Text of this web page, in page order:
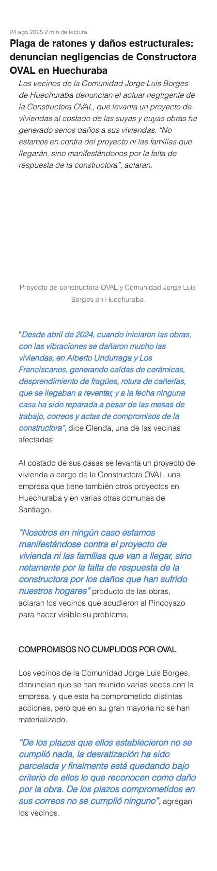
Plaga de ratones y daños estructurales:
denuncian negligencias de Constructora
OVAL en Huechuraba
24 ago 2025 2 min de lectura
Los vecinos de la Comunidad Jorge Luis Borges
de Huechuraba denuncian el actuar negligente de
la Constructora OVAL, que levanta un proyecto de
viviendas al costado de las suyas y cuyas obras ha
generado serios daños a sus viviendas. “No
estamos en contra del proyecto ni las familias que
llegarán, sino manifestándonos por la falta de
respuesta de la constructora”, aclaran.
Proyecto de constructora OVAL y Comunidad Jorge Luis
Borges en Huechuraba.
“Desde abril de 2024, cuando iniciaron las obras,
con las vibraciones se dañaron mucho las
viviendas, en Alberto Undurraga y Los
Franciscanos, generando caídas de cerámicas,
desprendimiento de fragües, rotura de cañerías,
que se llegaban a reventar, y a la fecha ninguna
casa ha sido reparada a pesar de las mesas de
trabajo, correos y actas de compromisos de la
constructora”, dice Glenda, una de las vecinas
afectadas.
Al costado de sus casas se levanta un proyecto de
vivienda a cargo de la Constructora OVAL, una
empresa que tiene también otros proyectos en
Huechuraba y en varias otras comunas de
Santiago.
“Nosotros en ningún caso estamos
manifestándose contra el proyecto de
vivienda ni las familias que van a llegar, sino
netamente por la falta de respuesta de la
constructora por los daños que han sufrido
nuestros hogares” producto de las obras,
aclaran los vecinos que acudieron al Pincoyazo
para hacer visible su problema.
COMPROMISOS NO CUMPLIDOS POR OVAL
Los vecinos de la Comunidad Jorge Luis Borges,
denuncian que se han reunido varias veces con la
empresa, y que esta ha comprometido distintas
acciones, pero que en su gran mayoría no se han
materializado.
“De los plazos que ellos establecieron no se
cumplió nada, la desratización ha sido
parcelada y finalmente está quedando bajo
criterio de ellos lo que reconocen como daño
por la obra. De los plazos comprometidos en
sus correos no se cumplió ninguno”, agregan
los vecinos.